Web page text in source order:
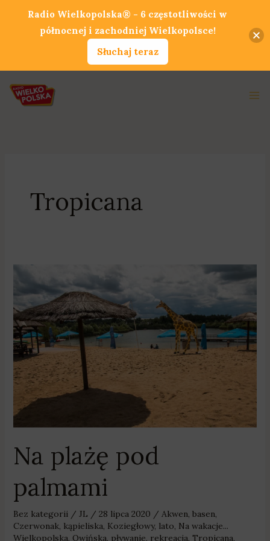
Tropicana
Na plażę pod
palmami
Bez kategorii/ JL / 28 lipca 2020 / Akwen, basen,
Czerwonak, kąpieliska, Koziegłowy, lato, Na wakacje...
Wielkopolska, Owińska, pływanie, rekreacja, Tropicana,
pod
palmami
Radio Wielkopolska® - 6 częstotliwości w
północnej i zachodniej Wielkopolsce!
Słuchaj teraz